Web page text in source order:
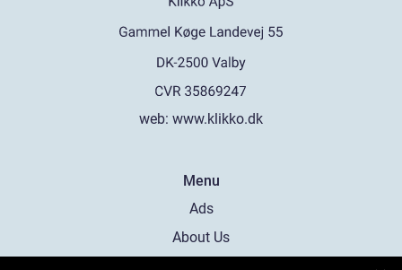
web: www.klikko.dk
Menu
Ads
About Us